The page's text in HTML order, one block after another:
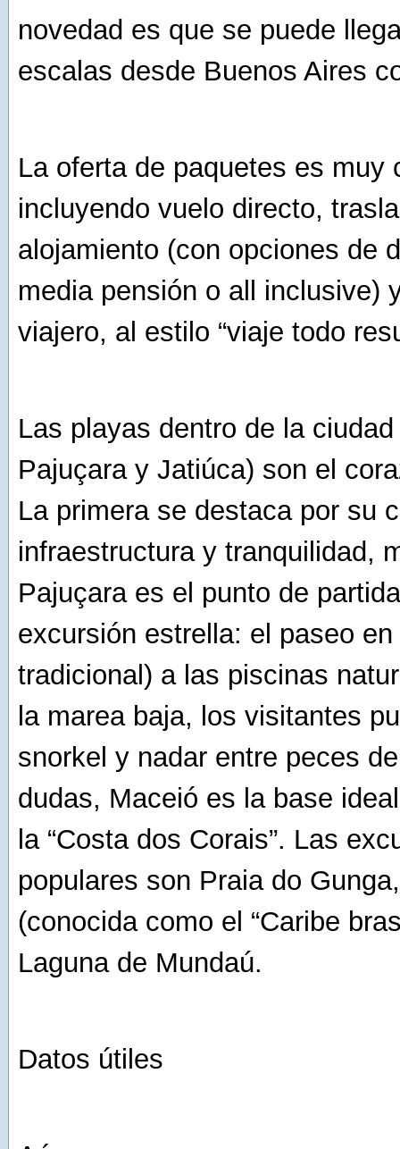
novedad es que se puede
escalas desde Buenos Aires
La oferta de paquetes es muy
incluyendo vuelo directo,
alojamiento (con opciones de
media pensión o all inclusive)
viajero, al estilo “viaje todo
Las playas dentro de la
Pajuçara y Jatiúca) son el
La primera se destaca por su
infraestructura y tranquilidad,
Pajuçara es el punto de
excursión estrella: el paseo
tradicional) a las piscinas
la marea baja, los visitantes
snorkel y nadar entre peces
dudas, Maceió es la base
la “Costa dos Corais”. Las
populares son Praia do
(conocida como el “Caribe
Laguna de Mundaú.
Datos útiles